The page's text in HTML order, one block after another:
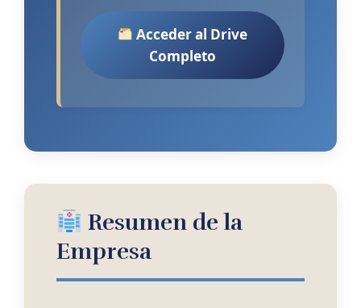
Acceder al Drive
Completo
Resumen de la
Empresa